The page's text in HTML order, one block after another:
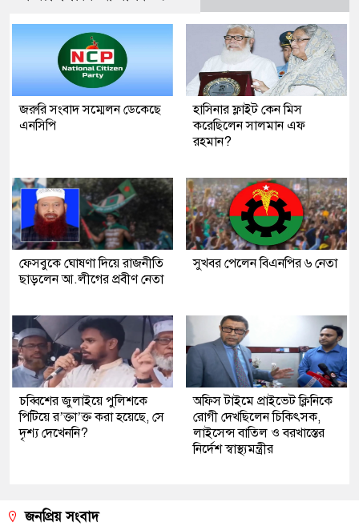
জরুরি সংবাদ সম্মেলন ডেকেছে
এনসিপি
হাসিনার ফ্লাইট কেন মিস
করেছিলেন সালমান এফ
রহমান?
ফেসবুকে ঘোষণা দিয়ে রাজনীতি
ছাড়লেন আ.লীগের প্রবীণ নেতা
সুখবর পেলেন বিএনপির ৬ নেতা
চব্বিশের জুলাইয়ে পুলিশকে
পিটিয়ে র’ক্তা’ক্ত করা হয়েছে, সে
দৃশ্য দেখেননি?
অফিস টাইমে প্রাইভেট ক্লিনিকে
রোগী দেখছিলেন চিকিৎসক,
লাইসেন্স বাতিল ও বরখাস্তের
নির্দেশ স্বাস্থ্যমন্ত্রীর
জনপ্রিয় সংবাদ